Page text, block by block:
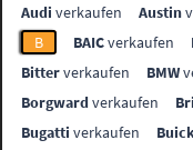
Audi verkaufen Austin
B
BAICverkaufen
Bitterverkaufen BMW
Borgwardverkaufen
Bugatti verkaufen